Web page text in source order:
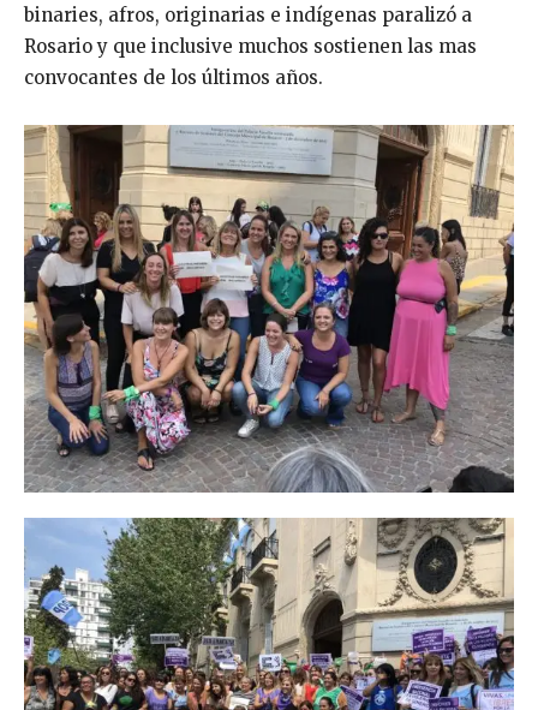
binaries, afros, originarias e indígenas paralizó a
Rosario y que inclusive muchos sostienen las mas
convocantes de los últimos años.